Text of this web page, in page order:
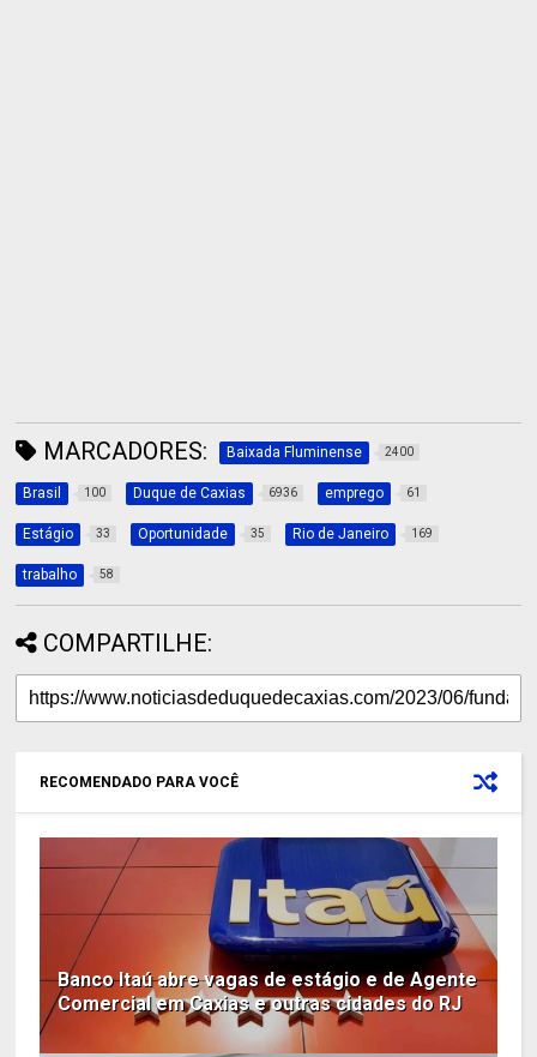
MARCADORES: Baixada Fluminense 2400
Brasil 100 Duque de Caxias 6936 emprego 61
Estágio 33 Oportunidade 35 Rio de Janeiro 169
trabalho 58
COMPARTILHE:
RECOMENDADO PARA VOCÊ
Banco Itaú abre vagas de estágio e de Agente
Comercial em Caxias e outras cidades do RJ